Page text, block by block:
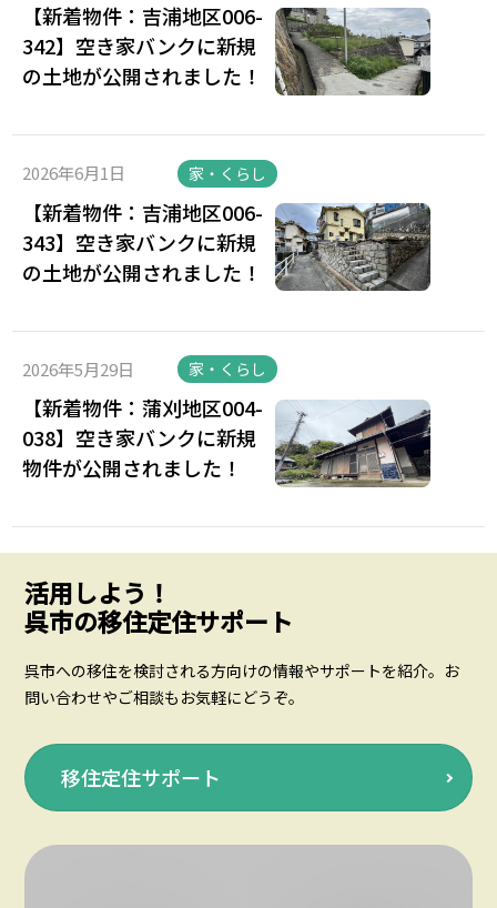
【新着物件：吉浦地区006-
342】空き家バンクに新規
の土地が公開されました！
2026年6月1日 家・くらし
【新着物件：吉浦地区006-
343】空き家バンクに新規
の土地が公開されました！
2026年5月29日 家・くらし
【新着物件：蒲刈地区004-
038】空き家バンクに新規
物件が公開されました！
活用しよう！
呉市の移住定住サポート
呉市への移住を検討される方向けの情報やサポートを紹介。お
問い合わせやご相談もお気軽にどうぞ。
移住定住サポート